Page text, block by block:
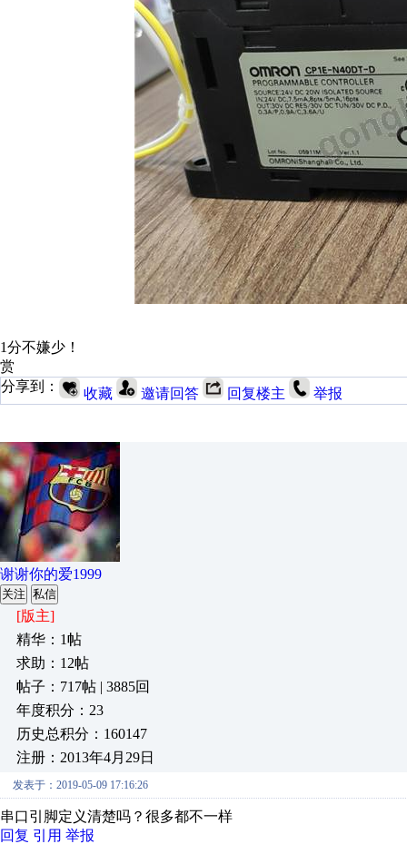
1分不嫌少！
赏
分享到：
收藏 邀请回答 回复楼主 举报
谢谢你的爱1999
关注 私信
[版主]
精华：1帖
求助：12帖
帖子：717帖 | 3885回
年度积分：23
历史总积分：160147
注册：2013年4月29日
发表于：2019-05-09 17:16:26
串口引脚定义清楚吗？很多都不一样
回复 引用 举报